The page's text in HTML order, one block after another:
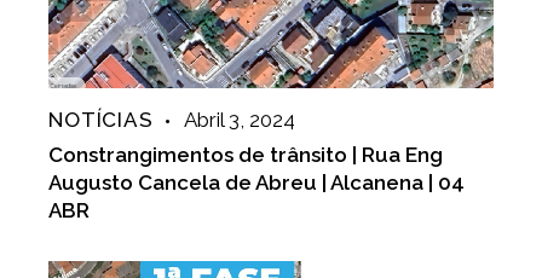
NOTÍCIAS
Abril 3, 2024
Constrangimentos de trânsito | Rua Eng
Augusto Cancela de Abreu | Alcanena | 04
ABR